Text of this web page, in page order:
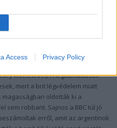
Access Privacy Policy
és komoly légitámadásokat
(a hosszú partvonallal rendelkező
partvonalat védeni tudják, és
kivételével). A légitámadások
mert a brit légvédelem miatt
oldották ki a
sem robbant. Sajnos a BBC túl jó
erről, amit az argentinok